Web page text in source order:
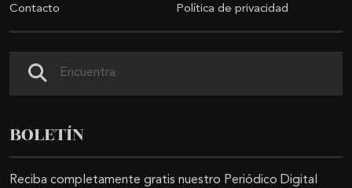
Contacto Política de privacidad
BOLETÍN
Reciba completamente gratis nuestro Periódico Digital